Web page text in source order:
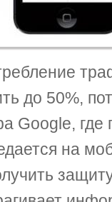
до 50%,
Google, где
на